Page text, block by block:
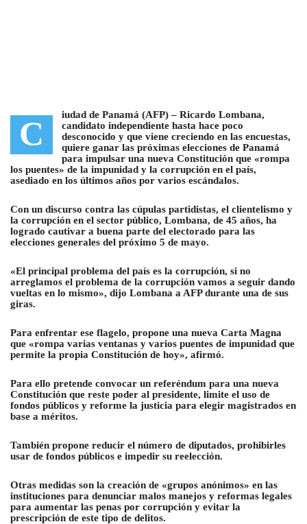
C iudad de Panamá (AFP) – Ricardo Lombana,
candidato independiente hasta hace poco
desconocido y que viene creciendo en las encuestas,
quiere ganar las próximas elecciones de Panamá
para impulsar una nueva Constitución que «rompa
los puentes» de la impunidad y la corrupción en el país,
asediado en los últimos años por varios escándalos.
Con un discurso contra las cúpulas partidistas, el clientelismo y
la corrupción en el sector público, Lombana, de 45 años, ha
logrado cautivar a buena parte del electorado para las
elecciones generales del próximo 5 de mayo.
«El principal problema del país es la corrupción, si no
arreglamos el problema de la corrupción vamos a seguir dando
vueltas en lo mismo», dijo Lombana a AFP durante una de sus
giras.
Para enfrentar ese flagelo, propone una nueva Carta Magna
que «rompa varias ventanas y varios puentes de impunidad que
permite la propia Constitución de hoy», afirmó.
Para ello pretende convocar un referéndum para una nueva
Constitución que reste poder al presidente, limite el uso de
fondos públicos y reforme la justicia para elegir magistrados en
base a méritos.
También propone reducir el número de diputados, prohibirles
usar de fondos públicos e impedir su reelección.
Otras medidas son la creación de «grupos anónimos» en las
instituciones para denunciar malos manejos y reformas legales
para aumentar las penas por corrupción y evitar la
prescripción de este tipo de delitos.